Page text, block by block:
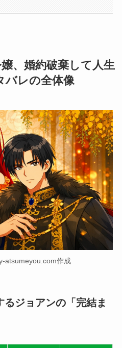
、婚約破棄して人生
バレの全体像
atsumeyou.com作成
ジョアンの「完結ま